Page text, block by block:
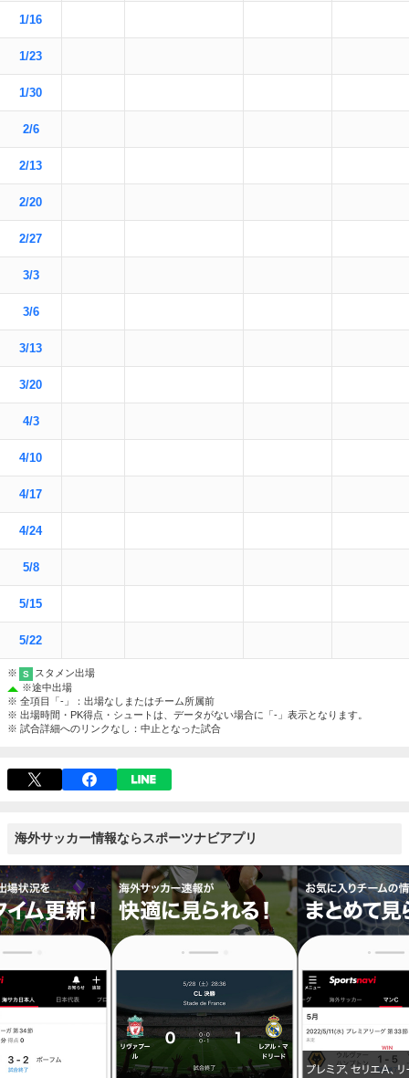
1/16
1/23
1/30
2/6
2/13
2/20
2/27
3/3
3/6
3/13
3/20
4/3
4/10
4/17
4/24
5/8
5/15
5/22
※ S
スタメン出場
※途中出場
※ 全項目「-」：出場なしまたはチーム所属前
※ 出場時間・PK得点・シュートは、データがない場合に「-」表示となります。
※ 試合詳細へのリンクなし：中止となった試合
海外サッカー情報ならスポーツナビアプリ